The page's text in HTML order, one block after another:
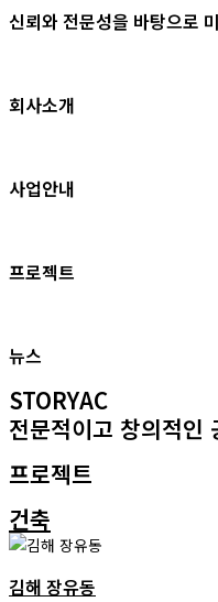
신뢰와 전문성을 바탕으로
회사소개
사업안내
프로젝트
뉴스
STORYAC
전문적이고 창의적인
프로젝트
건축
김해 장유동